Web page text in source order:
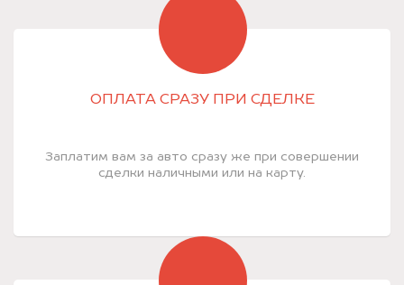
ОПЛАТА СРАЗУ ПРИ СДЕЛКЕ
Заплатим вам за авто сразу же при совершении
сделки наличными или на карту.